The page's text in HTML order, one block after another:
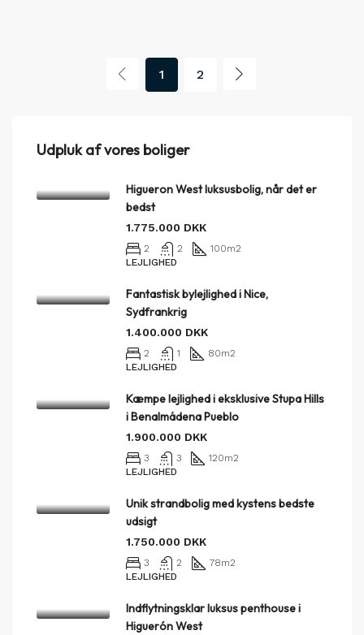
1 2
Udpluk af vores boliger
Higueron West luksusbolig, når det er
bedst
1.775.000 DKK
2 2 100m2
LEJLIGHED
Fantastisk bylejlighed i Nice,
Sydfrankrig
1.400.000 DKK
2 1 80m2
LEJLIGHED
Kæmpe lejlighed i eksklusive Stupa Hills
i Benalmádena Pueblo
1.900.000 DKK
3 3 120m2
LEJLIGHED
Unik strandbolig med kystens bedste
udsigt
1.750.000 DKK
3 2 78m2
LEJLIGHED
Indflytningsklar luksus penthouse i
Higuerón West